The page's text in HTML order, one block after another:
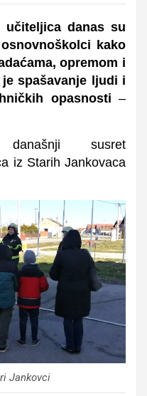
danas su
kako
opremom i
spašavanje ljudi i
opasnosti –
susret
iz Starih Jankovaca
Jankovci